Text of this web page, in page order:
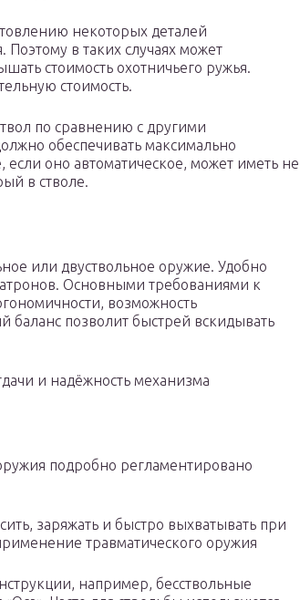
некоторых деталей
в таких случаях может
стоимость охотничьего ружья.
стоимость.
по сравнению с другими
обеспечивать максимально
оно автоматическое, может иметь не
в стволе.
или двуствольное оружие. Удобно
Основными требованиями к
возможность
баланс позволит быстрей вскидывать
и надёжность механизма
подробно регламентировано
заряжать и быстро выхватывать при
травматического оружия
например, бесствольные